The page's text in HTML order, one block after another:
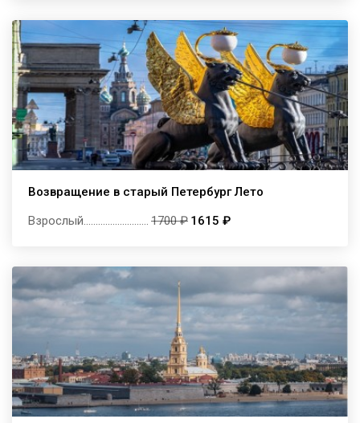
Возвращение в старый Петербург Лето
Взрослый........................... 1700 ₽ 1615 ₽